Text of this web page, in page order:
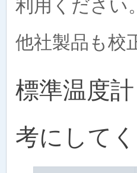
利用ください。
他社製品も校
標準温度
考にしてく